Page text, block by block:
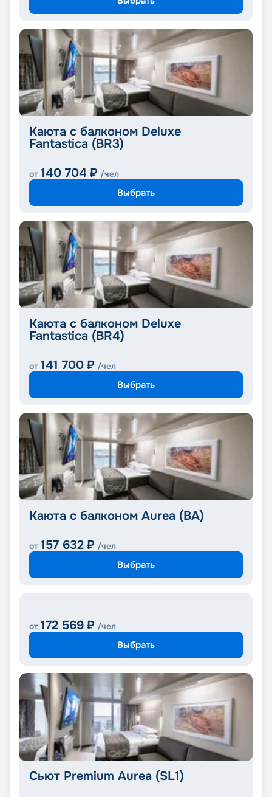
Каюта с балконом Deluxe
Fantastica (BR3)
от 140 704 ₽ /чел
Выбрать
Каюта с балконом Deluxe
Fantastica (BR4)
от 141 700 ₽ /чел
Выбрать
Каюта с балконом Aurea (BA)
от 157 632 ₽ /чел
Выбрать
от 172 569 ₽ /чел
Выбрать
Сьют Premium Aurea (SL1)